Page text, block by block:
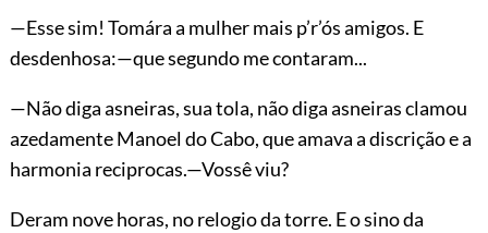
—Esse sim! Tomára a mulher mais p’r’ós amigos. E
desdenhosa:—que segundo me contaram...
—Não diga asneiras, sua tola, não diga asneiras clamou
azedamente Manoel do Cabo, que amava a discrição e a
harmonia reciprocas.—Vossê viu?
Deram nove horas, no relogio da torre. E o sino da